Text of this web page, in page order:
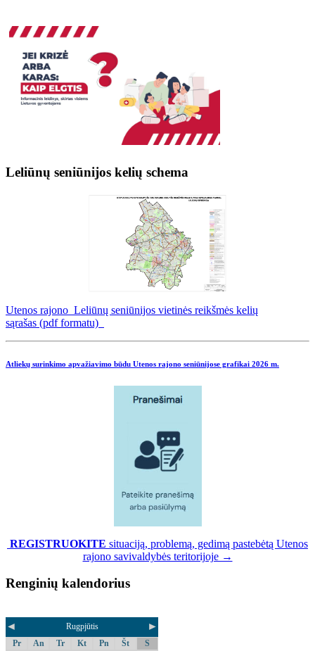
Leliūnų seniūnijos kelių schema
Utenos rajono Leliūnų seniūnijos vietinės reikšmės kelių
sąrašas (pdf formatu)
Atliekų surinkimo apvažiavimo būdu Utenos rajono seniūnijose grafikai 2026 m.
REGISTRUOKITE situaciją, problemą, gedimą pastebėtą Utenos
rajono savivaldybės teritorijoje →
Renginių kalendorius
◄ Rugpjūtis ►
Pr An Tr Kt Pn Št
S